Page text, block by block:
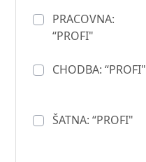
PRACOVNA:
“PROFI"
CHODBA: “PROFI"
ŠATNA: “PROFI"